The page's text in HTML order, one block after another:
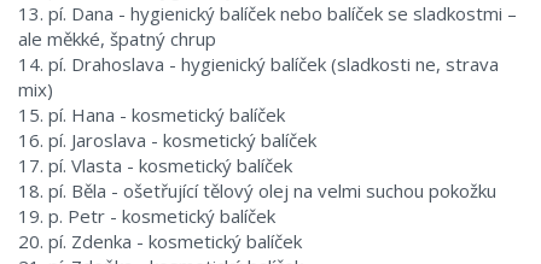
13. pí. Dana - hygienický balíček nebo balíček se sladkostmi –
ale měkké, špatný chrup
14. pí. Drahoslava - hygienický balíček (sladkosti ne, strava
mix)
15. pí. Hana - kosmetický balíček
16. pí. Jaroslava - kosmetický balíček
17. pí. Vlasta - kosmetický balíček
18. pí. Běla - ošetřující tělový olej na velmi suchou pokožku
19. p. Petr - kosmetický balíček
20. pí. Zdenka - kosmetický balíček